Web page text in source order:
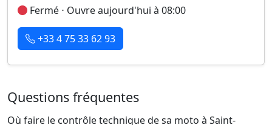
Fermé ⋅ Ouvre aujourd'hui à 08:00
+33 4 75 33 62 93
Questions fréquentes
Où faire le contrôle technique de sa moto à Saint-